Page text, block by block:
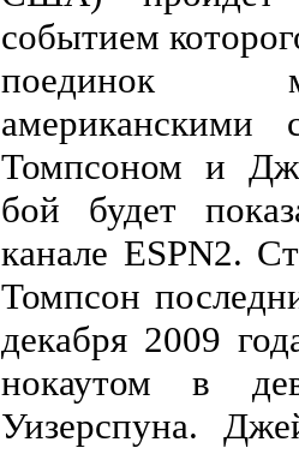
событием
поединок
американскими
Томпсоном и
бой будет
канале ESPN2.
Томпсон
декабря 2009
нокаутом в
Уизерспуна.